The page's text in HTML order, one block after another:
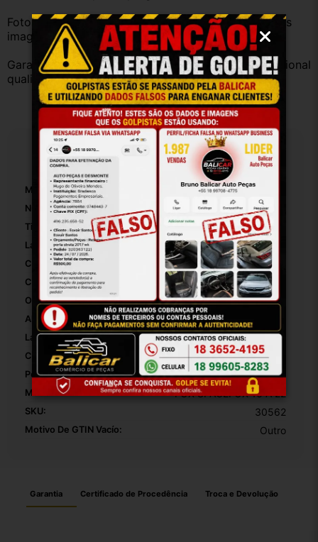
Fotos reais do produto. Peça exatamente igual à das
imagens.
Garantia válida somente com instalação por profissional
qualificado.
Especificações
Marca: Volksvagem
Número De Peça: 6qe857551
Tipo De Veículo: Carro/Caminhonete
Lado: Esquerdo
Com Luz: False
Com Espelho: True
Origem: Brasil
Altura Da Embalagem:
Largura Da Embalagem: 20
Comprimento Da Embalagem:
Peso Da Embalagem: 1000
Modelo: FOX SPACEFOX 16 A 22
SKU: 30562
Motivo De GTIN Vacío: Outro
Garantia Certificado de Procedência Troca e Devolução